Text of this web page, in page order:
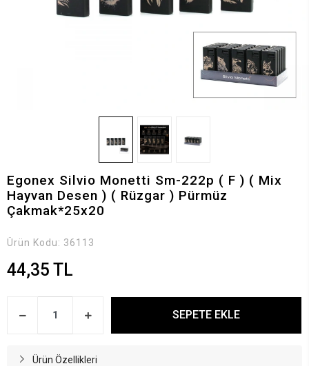
Egonex Silvio Monetti Sm-222p ( F ) ( Mix
Hayvan Desen ) ( Rüzgar ) Pürmüz
Çakmak*25x20
Ürün Kodu: 36113
44,35 TL
SEPETE EKLE
Ürün Özellikleri